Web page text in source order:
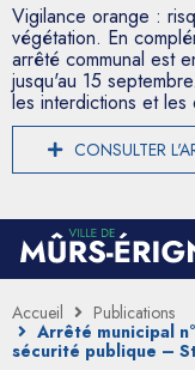
Vigilance orange :
végétation. En
arrêté communal est
jusqu'au 15
les interdictions et
CONSULTER
Accueil
Publications
Arrêté municipal
sécurité publique –